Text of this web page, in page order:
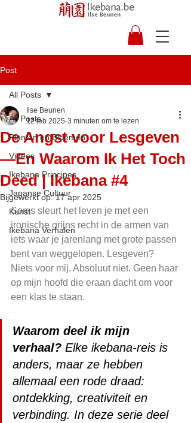
Post
All Posts
Planten en Bloemen
Videos
Ikebana Principes
Japanse Cultuur
Kunst
Ikebana Verhalen
All Posts
De Angst voor Lesgeven
—En Waarom Ik Het Toch
Deed | Ikebana #4
Ilse Beunen
12 feb 2025 3 minuten om te lezen
Bijgewerkt op:17 apr 2025
Soms sleurt het leven je met een
ironische grijns recht in de armen van
iets waar je jarenlang met grote passen
bent van weggelopen. Lesgeven?
Niets voor mij. Absoluut niet. Geen haar
op mijn hoofd die eraan dacht om voor
een klas te staan.
Waarom deel ik mijn
verhaal? Elke ikebana-reis is
anders, maar ze hebben
allemaal een rode draad:
ontdekking, creativiteit en
verbinding. In deze serie deel